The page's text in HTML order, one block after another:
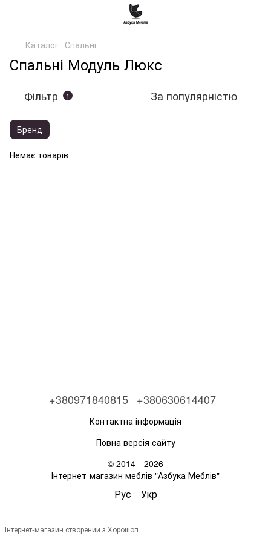
Каталог Спальні
Спальні Модуль Люкс
Фільтр 1 За популярністю
Бренд
Немає товарів
+380971840815 +380630614407
Контактна інформація
Повна версія сайту
© 2014—2026
Інтернет-магазин меблів "Азбука Меблів"
Рус Укр
Інтернет-магазин створений з Хорошоп